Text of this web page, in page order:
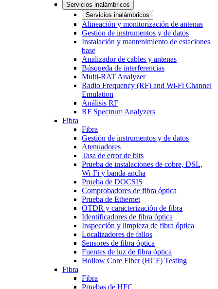
Servicios inalámbricos
Servicios inalámbricos
Alineación y monitorización de antenas
Gestión de instrumentos y de datos
Instalación y mantenimiento de estaciones
base
Analizador de cables y antenas
Búsqueda de interferencias
Multi-RAT Analyzer
Radio Frequency (RF) and Wi-Fi Channel
Emulation
Análisis RF
RF Spectrum Analyzers
Fibra
Fibra
Gestión de instrumentos y de datos
Atenuadores
Tasa de error de bits
Prueba de instalaciones de cobre, DSL,
Wi-Fi y banda ancha
Prueba de DOCSIS
Comprobadores de fibra óptica
Prueba de Ethernet
OTDR y caracterización de fibra
Identificadores de fibra óptica
Inspección y limpieza de fibra óptica
Localizadores de fallos
Sensores de fibra óptica
Fuentes de luz de fibra óptica
Hollow Core Fiber (HCF) Testing
Fibra
Fibra
Pruebas de HFC